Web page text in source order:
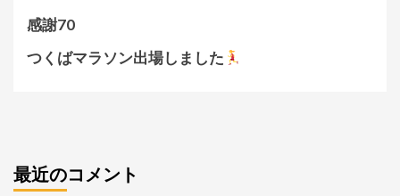
感謝70
つくばマラソン出場しました
最近のコメント